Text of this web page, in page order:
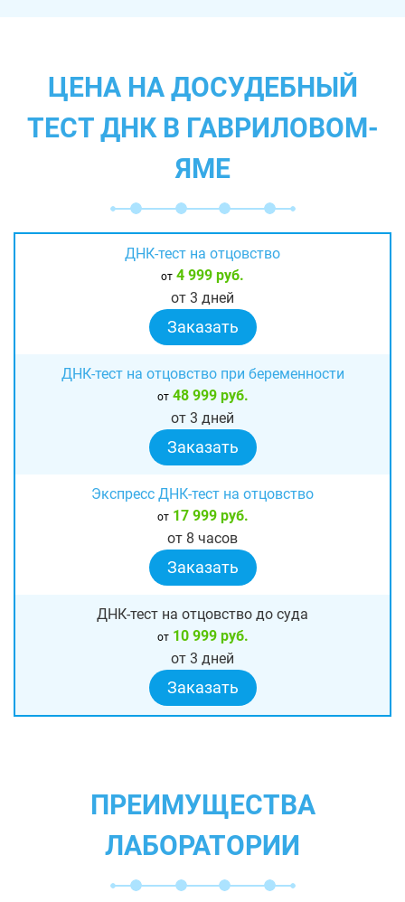
ЦЕНА НА ДОСУДЕБНЫЙ
ТЕСТ ДНК В ГАВРИЛОВОМ-
ЯМЕ
ДНК-тест на отцовство
от 4 999 руб.
от 3 дней
Заказать
ДНК-тест на отцовство при беременности
от48 999 руб.
от 3 дней
Заказать
Экспресс ДНК-тест на отцовство
от17 999 руб.
от 8 часов
Заказать
ДНК-тест на отцовство до суда
от10 999 руб.
от 3 дней
Заказать
ПРЕИМУЩЕСТВА
ЛАБОРАТОРИИ